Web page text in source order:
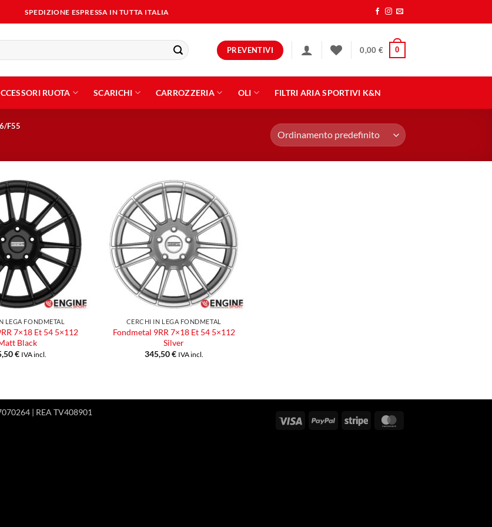
SPEDIZIONE ESPRESSA IN TUTTA ITALIA
PREVENTIVI 0,00 € 0
RUOTA SCARICHI CARROZZERIA OLI FILTRI ARIA SPORTIVI K&N
F55
Aggiungi
alla lista
dei
desideri
LEGA FONDMETAL
7×18 Et 54 5×112
Black
€ IVA incl.
Aggiungi
alla lista
dei
desideri
CERCHI IN LEGA FONDMETAL
Fondmetal 9RR 7×18 Et 54 5×112
Silver
345,50€ IVA incl.
Visa PayPal Stripe
| REA TV408901